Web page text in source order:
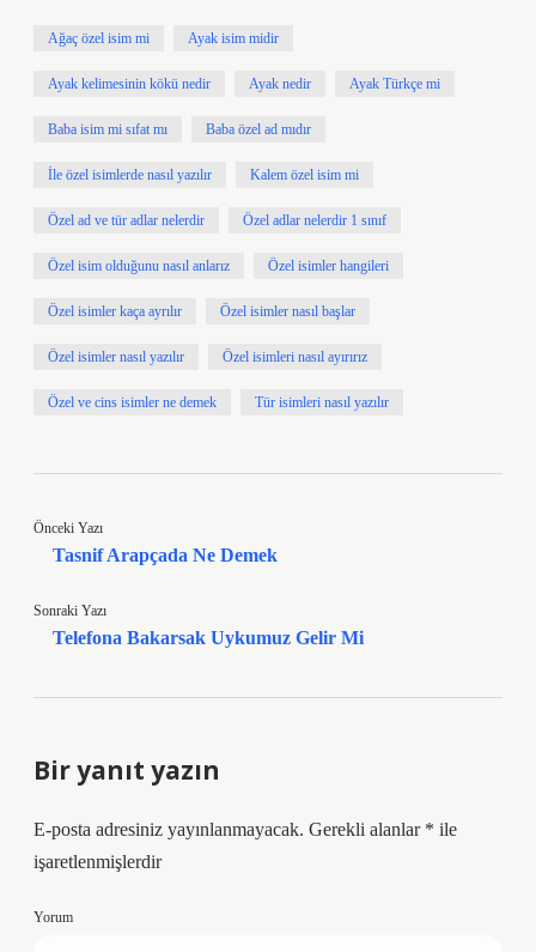
Ağaç özel isim mi Ayak isim midir
Ayak kelimesinin kökü nedir Ayak nedir Ayak Türkçe mi
Baba isim mi sıfat mı Baba özel ad mıdır
İle özel isimlerde nasıl yazılır Kalem özel isim mi
Özel ad ve tür adlar nelerdir Özel adlar nelerdir 1 sınıf
Özel isim olduğunu nasıl anlarız Özel isimler hangileri
Özel isimler kaça ayrılır Özel isimler nasıl başlar
Özel isimler nasıl yazılır Özel isimleri nasıl ayırırız
Özel ve cins isimler ne demek Tür isimleri nasıl yazılır
Önceki Yazı
Tasnif Arapçada Ne Demek
Sonraki Yazı
Telefona Bakarsak Uykumuz Gelir Mi
Bir yanıt yazın
E-posta adresiniz yayınlanmayacak. Gerekli alanlar * ile
işaretlenmişlerdir
Yorum